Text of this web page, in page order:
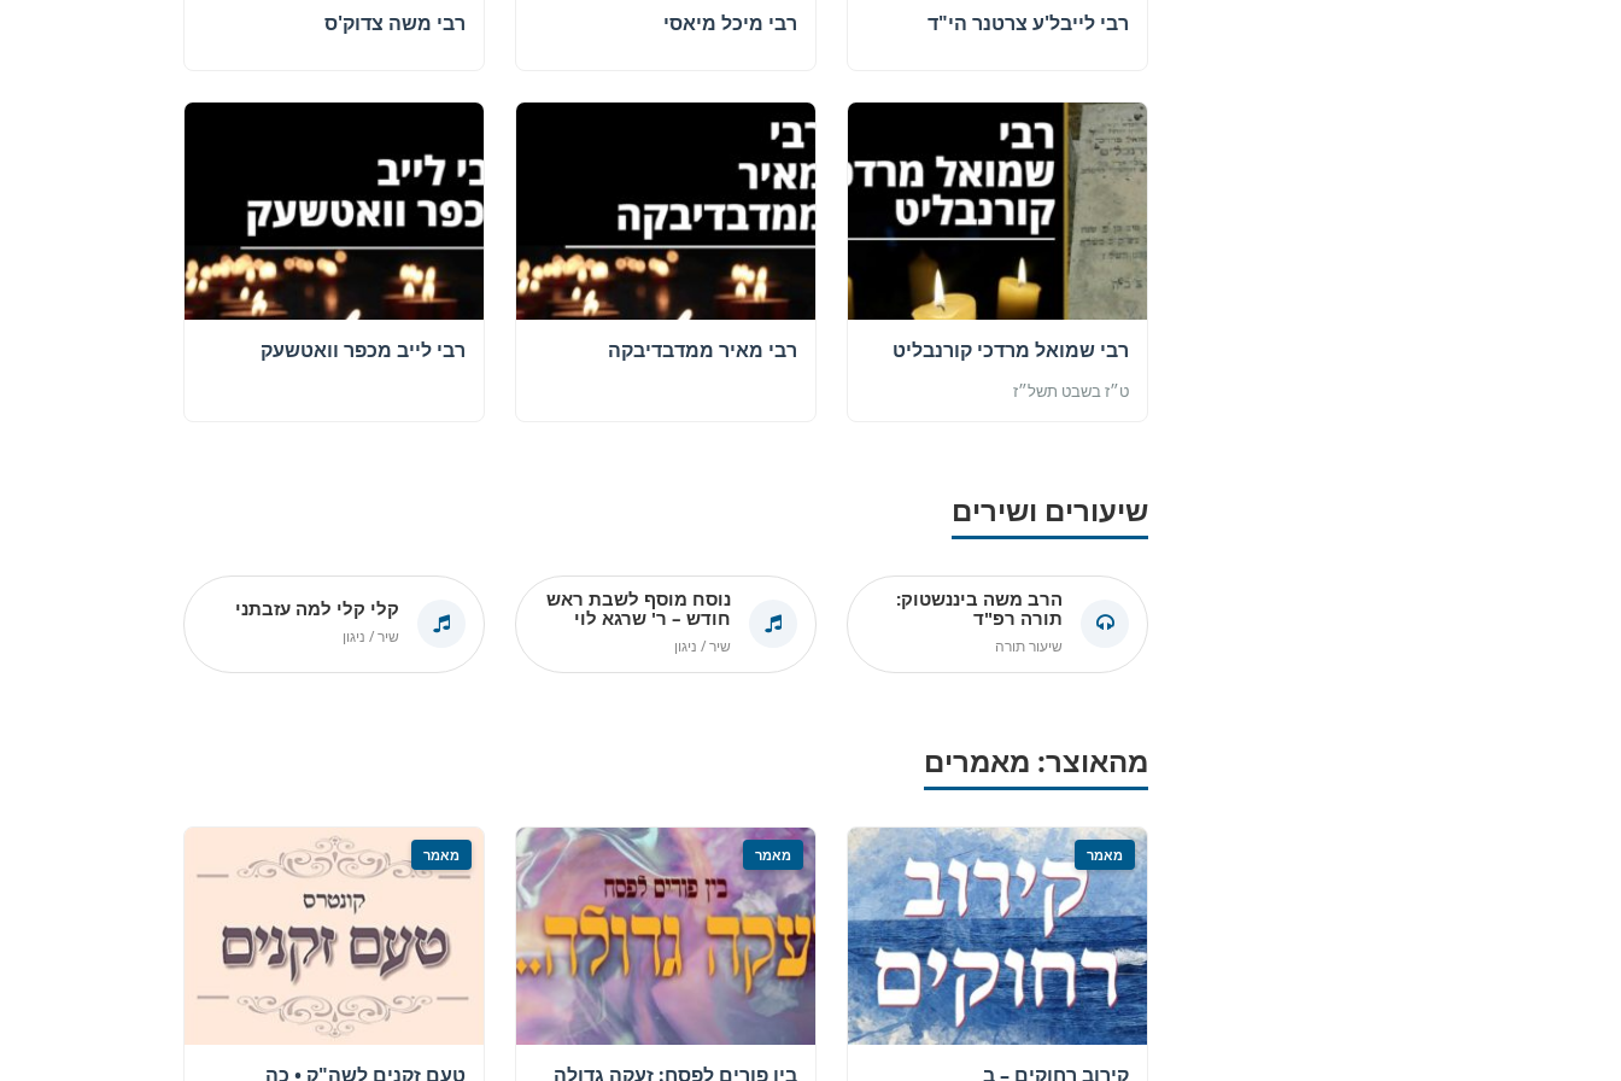
רבי שמואל מרדכי קורנבליט
שיעורים ושירים
הרב משה ביננשטוק:
נוסח מוסף לשבת ראש
חודש – ר' שרגא לוי
קלי קלי למה עזבתני
שיר / ניגון
מהאוצר: מאמרים
מאמר מאמר